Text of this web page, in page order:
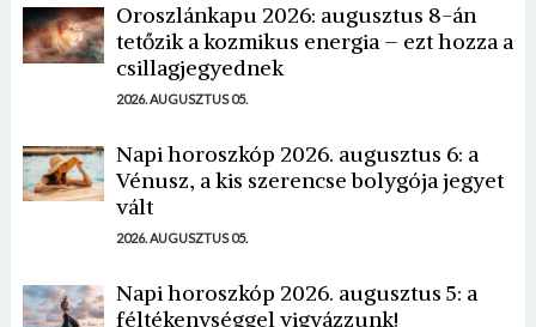
Oroszlánkapu 2026: augusztus 8-án
tetőzik a kozmikus energia – ezt hozza a
csillagjegyednek
2026. AUGUSZTUS 05.
Napi horoszkóp 2026. augusztus 6: a
Vénusz, a kis szerencse bolygója jegyet
vált
2026. AUGUSZTUS 05.
Napi horoszkóp 2026. augusztus 5: a
féltékenységgel vigyázzunk!